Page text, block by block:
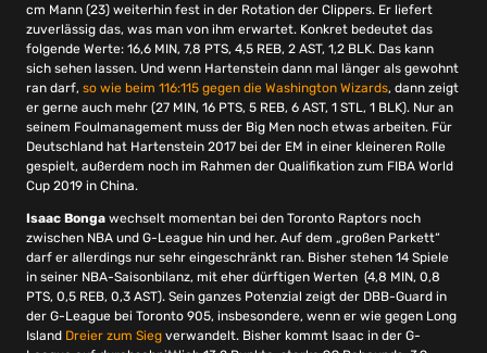
cm Mann (23) weiterhin fest in der Rotation der Clippers. Er liefert
zuverlässig das, was man von ihm erwartet. Konkret bedeutet das
folgende Werte: 16,6 MIN, 7,8 PTS, 4,5 REB, 2 AST, 1,2 BLK. Das kann
sich sehen lassen. Und wenn Hartenstein dann mal länger als gewohnt
ran darf, so wie beim 116:115 gegen die Washington Wizards, dann zeigt
er gerne auch mehr (27 MIN, 16 PTS, 5 REB, 6 AST, 1 STL, 1 BLK). Nur an
seinem Foulmanagement muss der Big Men noch etwas arbeiten. Für
Deutschland hat Hartenstein 2017 bei der EM in einer kleineren Rolle
gespielt, außerdem noch im Rahmen der Qualifikation zum FIBA World
Cup 2019 in China.
Isaac Bonga wechselt momentan bei den Toronto Raptors noch
zwischen NBA und G-League hin und her. Auf dem „großen Parkett“
darf er allerdings nur sehr eingeschränkt ran. Bisher stehen 14 Spiele
in seiner NBA-Saisonbilanz, mit eher dürftigen Werten (4,8 MIN, 0,8
PTS, 0,5 REB, 0,3 AST). Sein ganzes Potenzial zeigt der DBB-Guard in
der G-League bei Toronto 905, insbesondere, wenn er wie gegen Long
Island Dreier zum Sieg verwandelt. Bisher kommt Isaac in der G-